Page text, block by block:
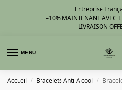
Entreprise
–10% MAINTENANT AVEC
LIVRAISON
MENU
Accueil / Bracelets Anti-Alcool /